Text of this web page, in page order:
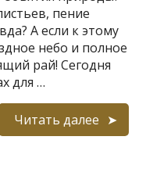
пение
А если к этому
небо и полное
рай! Сегодня
для …
Читать далее